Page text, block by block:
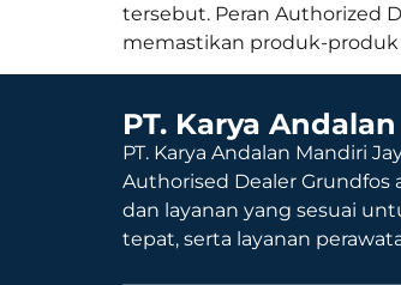
tersebut. Peran Authorized
memastikan produk-produk
PT. Karya
PT. Karya Andalan Mandiri
Authorised Dealer Grundfos
dan layanan yang sesuai
tepat, serta layanan